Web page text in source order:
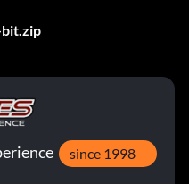
bit.zip
since 1998